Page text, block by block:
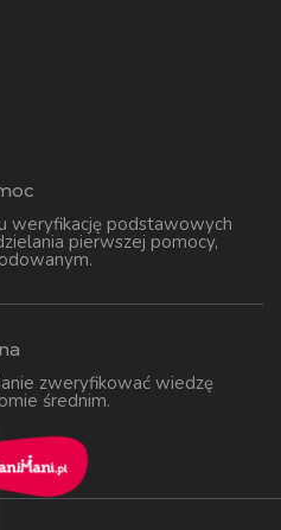
weryfikację podstawowych
pierwszej pomocy,
zweryfikować wiedzę
średnim.